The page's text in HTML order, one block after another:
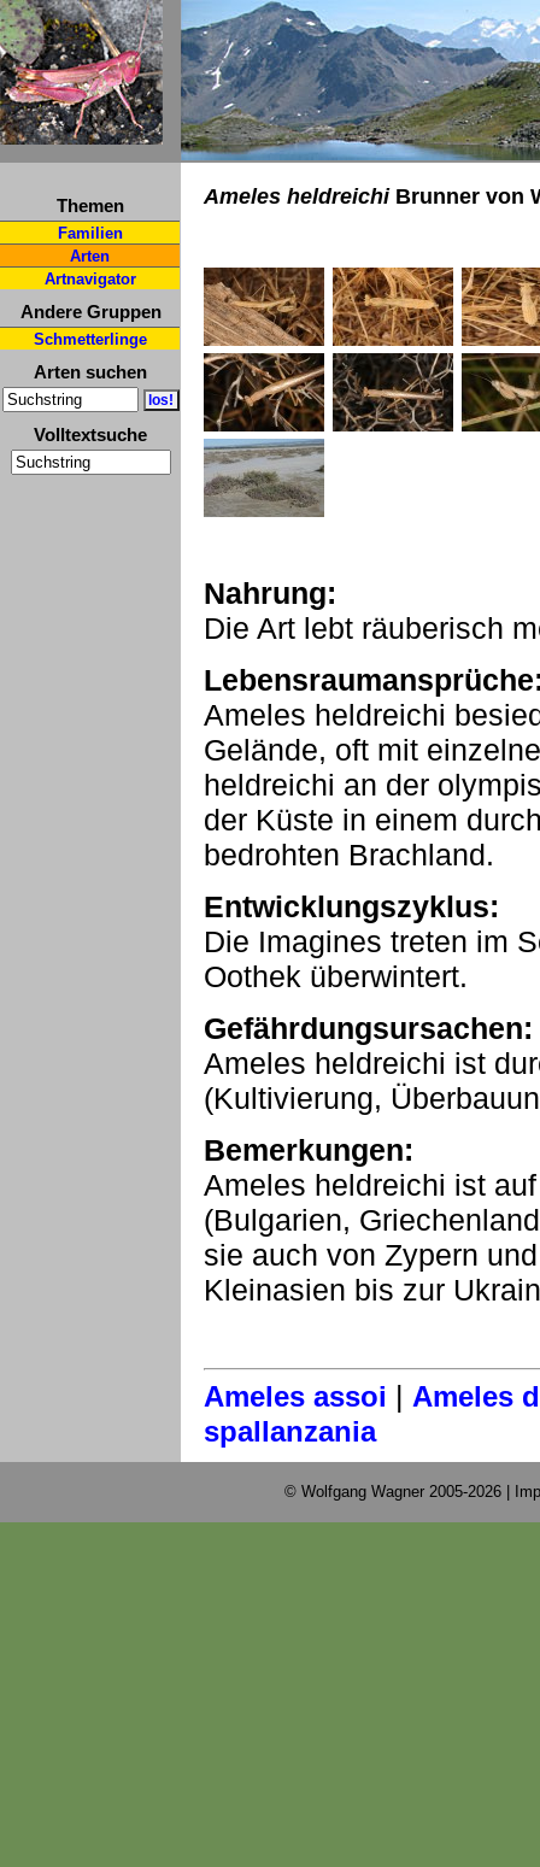
Themen
Familien
Arten
Artnavigator
Andere Gruppen
Schmetterlinge
Arten suchen
Volltextsuche
Ameles heldreichiBrunner von
Nahrung:
Die Art lebt räuberisch
Ameles heldreichi
Gelände, oft mit
heldreichi an der
der Küste in einem
bedrohten Brachland.
Entwicklungszyklus:
Die Imagines treten im
Oothek überwintert.
Gefährdungsursachen:
Ameles heldreichi ist
(Kultivierung,
Bemerkungen:
Ameles heldreichi ist
(Bulgarien,
sie auch von Zypern
Kleinasien bis zur
Ameles assoi | Ameles
spallanzania
© Wolfgang Wagner 2005-2026 |